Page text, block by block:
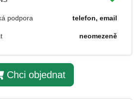
podpora telefon, email
neomezeně
Chci objednat